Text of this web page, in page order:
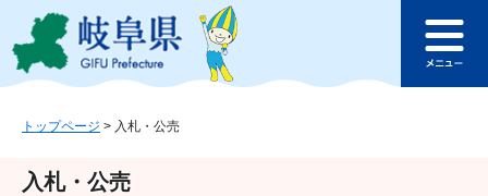
ジ
ュ
このページの本文へ
ュ
トップページ > 入札・公売
入札・公売